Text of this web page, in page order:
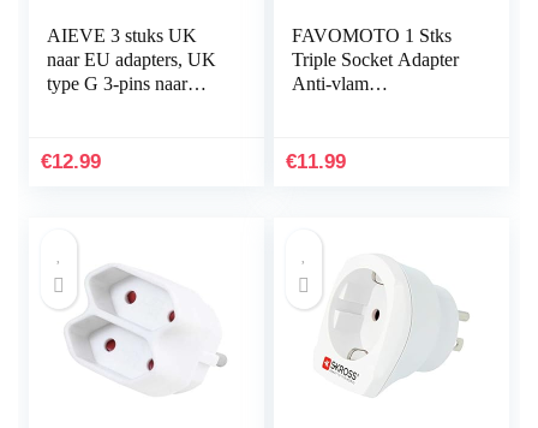
AIEVE 3 stuks UK
naar EU adapters, UK
type G 3-pins naar
adapter stekker…
€12.99
FAVOMOTO 1 Stks
Triple Socket Adapter
Anti-vlam
€11.99